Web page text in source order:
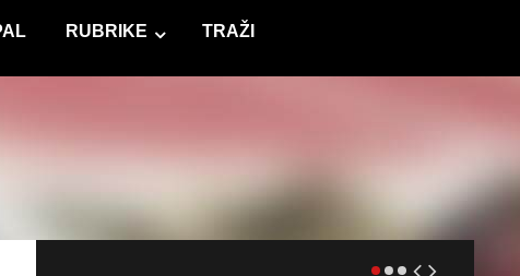
RUBRIKE TRAŽI